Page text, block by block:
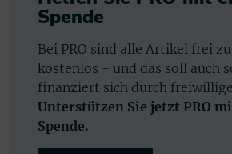
Spende
Bei PRO sind alle Artikel frei
kostenlos - und das soll auch
finanziert sich durch freiwillige
Unterstützen Sie jetzt PRO
Spende.